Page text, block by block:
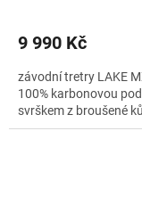
9 990 Kč
závodní tretry LAKE
100% karbonovou
svrškem z broušené